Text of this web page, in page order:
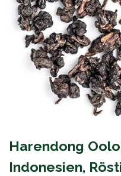
Harendong
Indonesien,